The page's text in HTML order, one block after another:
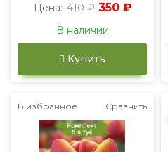
Цена: 410 ₽ 350 ₽
В наличии
Купить
В избранное Сравнить